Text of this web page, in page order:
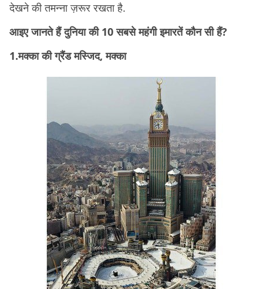
देखने की तमन्ना ज़रूर रखता है.
आइए जानते हैं दुनिया की 10 सबसे महंगी इमारतें कौन सी हैं?
1.मक्का की ग्रैंड मस्जिद, मक्का